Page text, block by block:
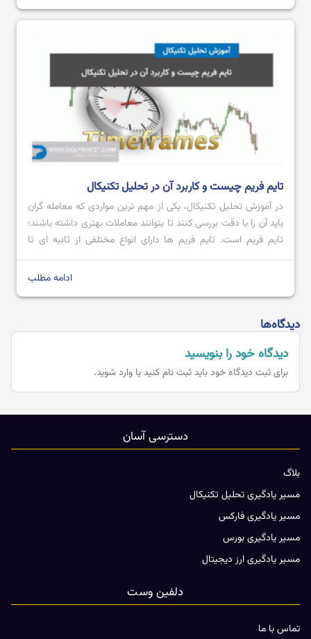
تایم فریم چیست و کاربرد آن در تحلیل تکنیکال
در آموزش تحلیل تکنیکال، یکی از مهم ترین مواردی که معامله گران
باید آن را با دقت بررسی کنند تا بتوانند معاملات بهتری داشته باشند؛
تایم فریم است. تایم فریم‌ ها دارای انواع مختلفی از ثانیه ای تا
ماهانه می باشند که هر کدام با توجه به نیاز معامله گر می تواند یک
ادامه مطلب
دیدگاه‌ها
دیدگاه خود را بنویسید
برای ثبت دیدگاه خود بایدثبت نام کنید یا وارد شوید.
دسترسی آسان
بلاگ
مسیر یادگیری تحلیل تکنیکال
مسیر یادگیری فارکس
مسیر یادگیری بورس
مسیر یادگیری ارز دیجیتال
دلفین وست
تماس با ما